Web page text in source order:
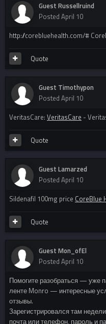
Guest Russellruind
Posted April 10
http://corebluehealth.com/#
Quote
Guest Timothypon
Posted April 10
VeritasCare: VeritasCare -
Quote
Guest Lamarzed
Posted April 10
Sildenafil 100mg price CoreBlue
Quote
Guest Mon_ofEl
Posted April 10
Помогите разобраться — уже
ленте Monro — интересные
отзывы.
Зарегистрировался там
почта или телефон, пароль и